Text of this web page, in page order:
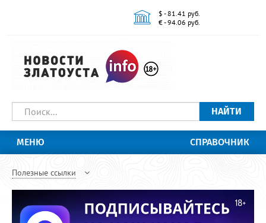
$ - 81.41 руб.
€ - 94.06 руб.
НАЙТИ
МЕНЮ СПРАВОЧНИК
Полезные ссылки